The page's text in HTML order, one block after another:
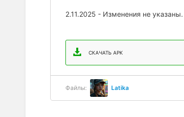
2.11.2025 - Изменения не указаны.
СКАЧАТЬ APK
Файлы: Latika